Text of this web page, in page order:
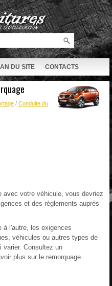
DU SITE CONTACTS
/ Conduite du
avec votre véhicule, vous devriez
et des règlements auprès
à l'autre, les exigences
véhicules ou autres types de
varier. Consultez un
plus sur le remorquage.